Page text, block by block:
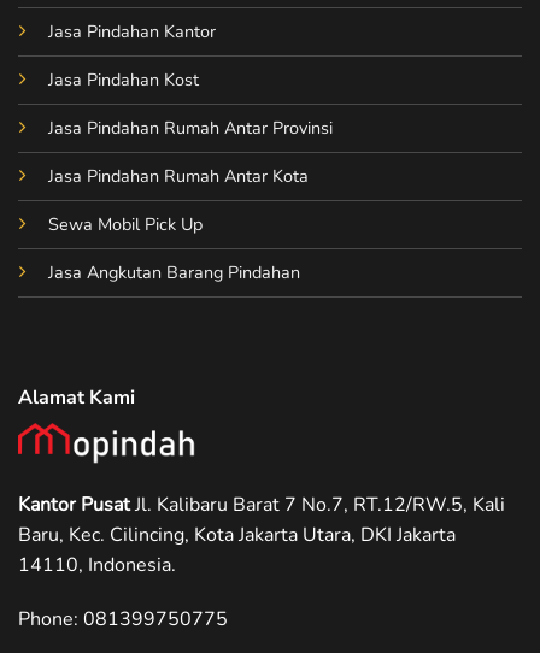
Jasa Pindahan Kantor
Jasa Pindahan Kost
Jasa Pindahan Rumah Antar Provinsi
Jasa Pindahan Rumah Antar Kota
Sewa Mobil Pick Up
Jasa Angkutan Barang Pindahan
Alamat Kami
Kantor PusatJl. Kalibaru Barat 7 No.7, RT.12/RW.5, Kali
Baru, Kec. Cilincing, Kota Jakarta Utara, DKI Jakarta
14110, Indonesia.
Phone: ‪081399750775